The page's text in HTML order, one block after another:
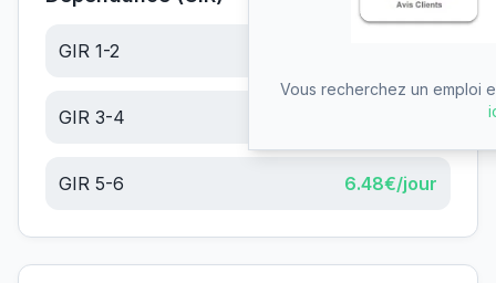
GIR 1-2
GIR 3-4
GIR 5-6 6.48€/jour
Vous recherchez un emploi